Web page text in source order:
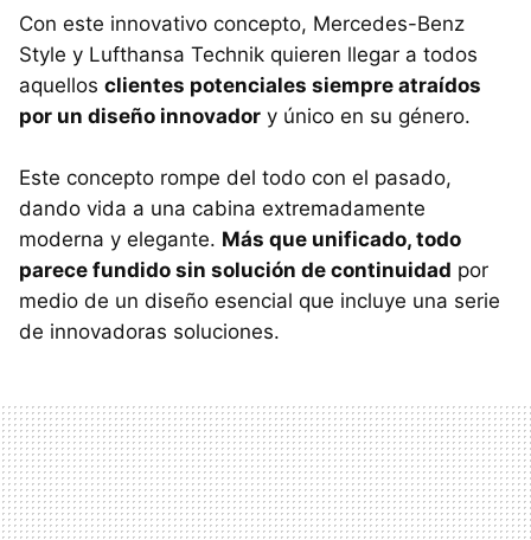
Con este innovativo concepto, Mercedes-Benz
Style y Lufthansa Technik quieren llegar a todos
aquellos clientes potenciales siempre atraídos
por un diseño innovador y único en su género.
Este concepto rompe del todo con el pasado,
dando vida a una cabina extremadamente
moderna y elegante. Más que unificado, todo
parece fundido sin solución de continuidad por
medio de un diseño esencial que incluye una serie
de innovadoras soluciones.